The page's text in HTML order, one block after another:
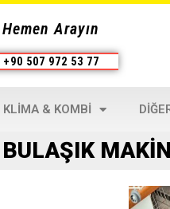
Hemen Arayın
+90 507 972 53 77
KLIMA & KOMBI
BULAŞIK